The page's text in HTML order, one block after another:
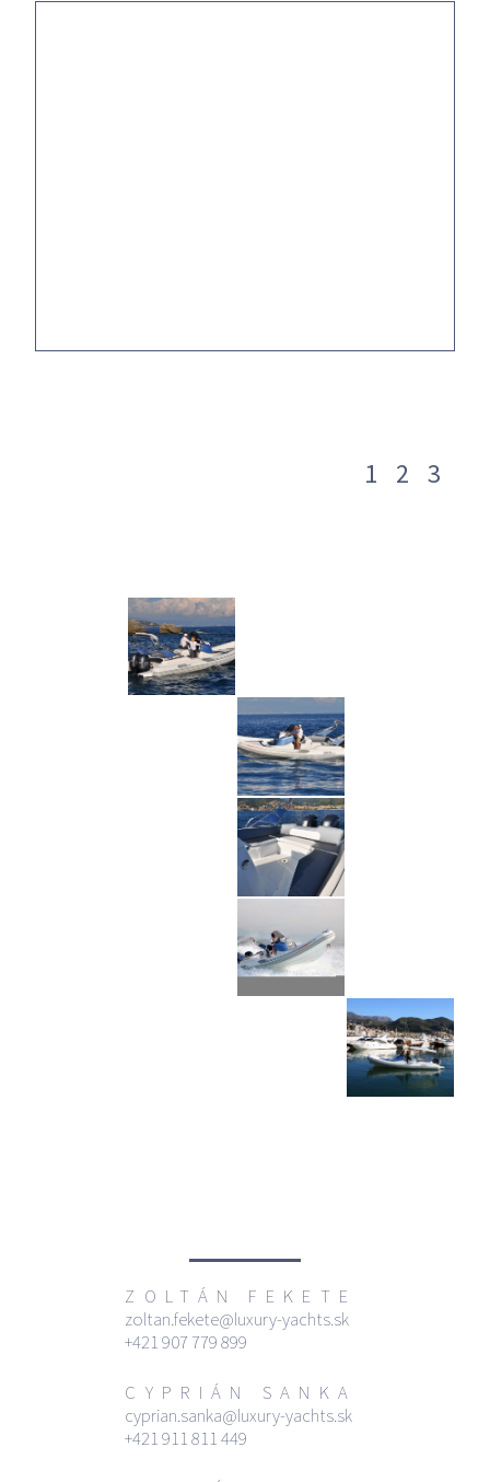
1 2 3
ZOLTÁN FEKETE
zoltan.fekete@luxury-yachts.sk
+421 907 779 899
CYPRIÁN SANKA
cyprian.sanka@luxury-yachts.sk
+421 911 811 449